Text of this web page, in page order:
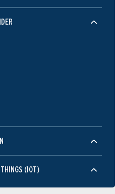
(IOT)